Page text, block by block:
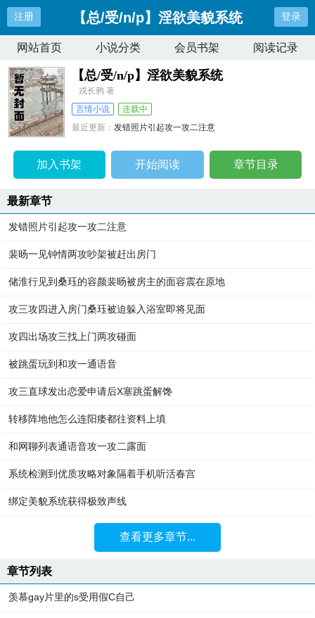
注册 【总/受/n/p】淫欲美貌系统 登录
网站首页 小说分类 会员书架 阅读记录
【总/受/n/p】淫欲美貌系统
戎长鸦 著
言情小说
连载中
最近更新：发错照片引起攻一攻二注意
加入书架 开始阅读 章节目录
最新章节
发错照片引起攻一攻二注意
裴旸一见钟情两攻吵架被赶出房门
储淮行见到桑珏的容颜裴旸被房主的面容震在原地
攻三攻四进入房门桑珏被迫躲入浴室即将见面
攻四出场攻三找上门两攻碰面
被跳蛋玩到和攻一通语音
攻三直球发出恋爱申请后X塞跳蛋解馋
转移阵地他怎么连阳痿都往资料上填
和网聊列表通语音攻一攻二露面
系统检测到优质攻略对象隔着手机听活春宫
绑定美貌系统获得极致声线
查看更多章节...
章节列表
羡慕gay片里的s受用假C自己